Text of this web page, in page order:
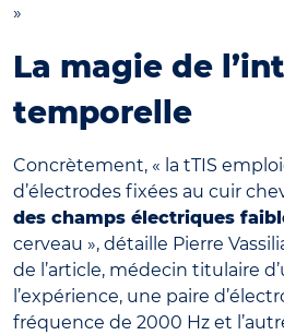
»
La magie de
temporelle
Concrètement, « la tTIS
d’électrodes fixées au cuir
des champs électriques
cerveau », détaille Pierre
de l’article, médecin titulaire
l’expérience, une paire
fréquence de 2000 Hz et